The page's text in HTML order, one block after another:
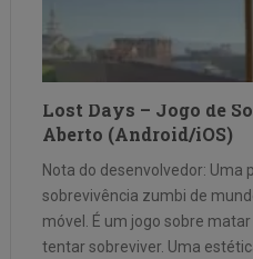
Lost Days – Jogo de
Aberto (Android/iOS)
Nota do desenvolvedor: Uma
sobrevivência zumbi de
móvel. É um jogo sobre
tentar sobreviver. Uma